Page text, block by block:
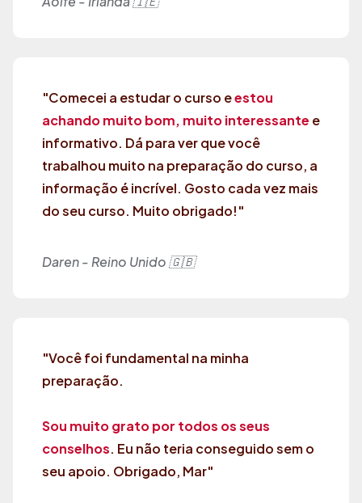
"Comecei a estudar o curso eestou
achando muito bom, muito interessante e
informativo. Dá para ver que você
trabalhou muito na preparação do curso, a
informação é incrível. Gosto cada vez mais
do seu curso. Muito obrigado!"
Daren - Reino Unido🇬🇧
"Você foi fundamental na minha
preparação.
Sou muito grato por todos os seus
conselhos. Eu não teria conseguido sem o
seu apoio. Obrigado, Mar"